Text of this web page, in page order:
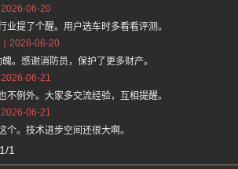
2026-06-20
提了个醒。用户选车时多看看评测。
2026-06-20
。感谢消防员，保护了更多财产。
2026-06-21
例外。大家多交流经验，互相提醒。
2026-06-21
。技术进步空间还很大啊。
1/1